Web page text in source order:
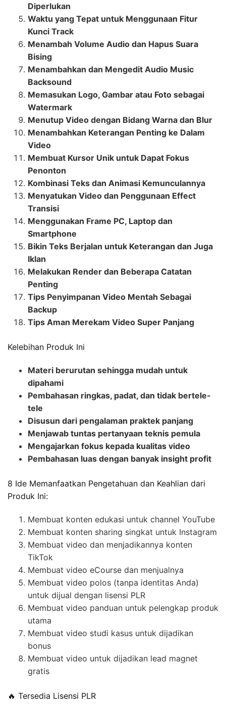
Diperlukan
Waktu yang Tepat untuk Menggunaan Fitur
Kunci Track
Menambah Volume Audio dan Hapus Suara
Bising
Menambahkan dan Mengedit Audio Music
Backsound
Memasukan Logo, Gambar atau Foto sebagai
Watermark
Menutup Video dengan Bidang Warna dan Blur
Menambahkan Keterangan Penting ke Dalam
Video
Membuat Kursor Unik untuk Dapat Fokus
Penonton
Kombinasi Teks dan Animasi Kemunculannya
Menyatukan Video dan Penggunaan Effect
Transisi
Menggunakan Frame PC, Laptop dan
Smartphone
Bikin Teks Berjalan untuk Keterangan dan Juga
Iklan
Melakukan Render dan Beberapa Catatan
Penting
Tips Penyimpanan Video Mentah Sebagai
Backup
Tips Aman Merekam Video Super Panjang
Kelebihan Produk Ini
Materi berurutan sehingga mudah untuk
dipahami
Pembahasan ringkas, padat, dan tidak bertele-
tele
Disusun dari pengalaman praktek panjang
Menjawab tuntas pertanyaan teknis pemula
Mengajarkan fokus kepada kualitas video
Pembahasan luas dengan banyak insight profit
8 Ide Memanfaatkan Pengetahuan dan Keahlian dari
Produk Ini:
Membuat konten edukasi untuk channel YouTube
Membuat konten sharing singkat untuk Instagram
Membuat video dan menjadikannya konten
TikTok
Membuat video eCourse dan menjualnya
Membuat video polos (tanpa identitas Anda)
untuk dijual dengan lisensi PLR
Membuat video panduan untuk pelengkap produk
utama
Membuat video studi kasus untuk dijadikan
bonus
Membuat video untuk dijadikan lead magnet
gratis
🔥 Tersedia Lisensi PLR